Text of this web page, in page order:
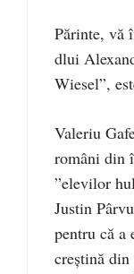
Părinte, vă
dlui
Wiesel”,
Valeriu
români din
”elevilor
Justin
pentru că a
creștină